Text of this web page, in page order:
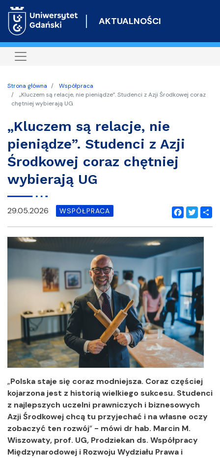
do
AKTUALNOŚCI
Strona główna
Współpraca
„Kluczem są relacje, nie pieniądze”. Studenci z Azji Środkowej coraz
chętniej wybierają UG
„Kluczem są relacje, nie
pieniądze”. Studenci z Azji
Środkowej coraz chętniej
wybierają UG
Facebook
Twitter
29.05.2026 WSPÓŁPRACA
„Polska staje się coraz modniejsza. Coraz częściej
kojarzona jest z historią wielkiego sukcesu. Studenci
z najlepszych uczelni prawniczych i biznesowych
Azji Środkowej chcą tu przyjechać i na własne oczy
zobaczyć ten rozwój” - mówi dr hab. Marcin M.
Wiszowaty, prof. UG, Prodziekan ds. Współpracy
Międzynarodowej i Rozwoju Wydziału Prawa i